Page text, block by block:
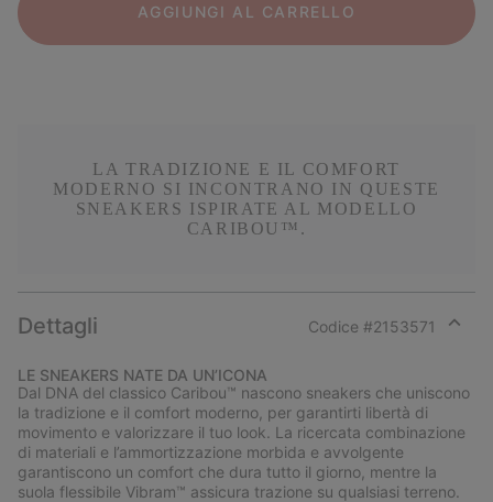
AGGIUNGI AL CARRELLO
LA TRADIZIONE E IL COMFORT
MODERNO SI INCONTRANO IN QUESTE
SNEAKERS ISPIRATE AL MODELLO
CARIBOU™.
Dettagli Codice #2153571
section
LE SNEAKERS NATE DA UN’ICONA
Dal DNA del classico Caribou™ nascono sneakers che uniscono
la tradizione e il comfort moderno, per garantirti libertà di
movimento e valorizzare il tuo look. La ricercata combinazione
di materiali e l’ammortizzazione morbida e avvolgente
garantiscono un comfort che dura tutto il giorno, mentre la
suola flessibile Vibram™ assicura trazione su qualsiasi terreno.